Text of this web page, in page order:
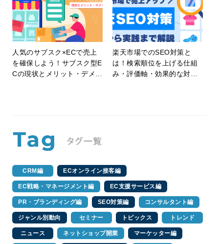
人気のサブスク×ECで売上
を確保しよう！サブスク型E
Cの現状とメリット・デメリ
楽天市場でのSEO対策と
は！検索順位を上げる仕組
み・評価軸・効果的な対策
CRM編 ECオンライン接客編
EC戦略・マネージメント編 EC支援サービス編
PR・ブランディング編 SEO対策編 コンサルタント編
ジャンル別動向 セミナー トピックス トレンド
ニュース ネットショップ開業 マーケッター編